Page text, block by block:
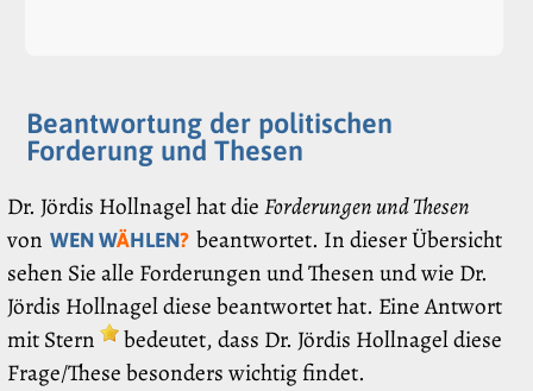
Beantwortung der politischen
Forderung und Thesen
Dr. Jördis Hollnagel hat dieForderungen und Thesen
von WEN WÄHLEN? beantwortet. In dieser Übersicht
sehen Sie alle Forderungen und Thesen und wie Dr.
Jördis Hollnagel diese beantwortet hat. Eine Antwort
mit Stern
bedeutet, dass Dr. Jördis Hollnagel diese
Frage/These besonders wichtig findet.